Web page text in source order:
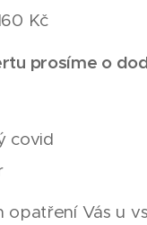
Kč
prosíme o
covid
opatření Vás u